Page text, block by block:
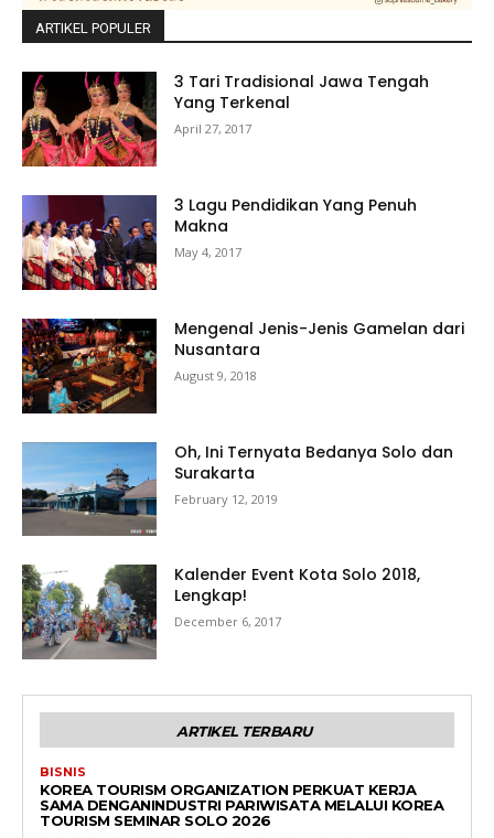
ARTIKEL POPULER
3 Tari Tradisional Jawa Tengah
Yang Terkenal
April 27, 2017
3 Lagu Pendidikan Yang Penuh
Makna
May 4, 2017
Mengenal Jenis-Jenis Gamelan dari
Nusantara
August 9, 2018
Oh, Ini Ternyata Bedanya Solo dan
Surakarta
February 12, 2019
Kalender Event Kota Solo 2018,
Lengkap!
December 6, 2017
ARTIKEL TERBARU
BISNIS
KOREA TOURISM ORGANIZATION PERKUAT KERJA
SAMA DENGANINDUSTRI PARIWISATA MELALUI KOREA
TOURISM SEMINAR SOLO 2026